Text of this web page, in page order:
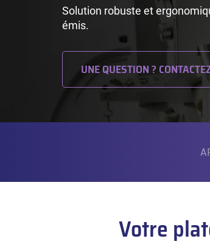
Solution robuste et
émis.
UNE QUESTION ?
SOUS-
Votre